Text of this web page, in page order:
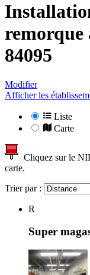
remorque
84095
Modifier
Afficher les
Liste
Carte
Cliquez sur le
carte.
Trier par :
R
Super